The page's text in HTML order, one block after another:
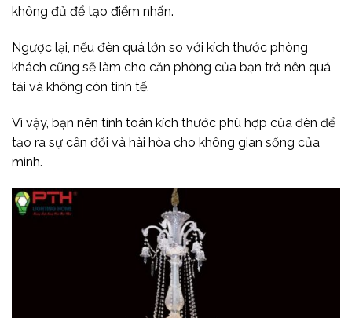
không đủ để tạo điểm nhấn.
Ngược lại, nếu đèn quá lớn so với kích thước phòng
khách cũng sẽ làm cho căn phòng của bạn trở nên quá
tải và không còn tinh tế.
Vì vậy, bạn nên tính toán kích thước phù hợp của đèn để
tạo ra sự cân đối và hài hòa cho không gian sống của
mình.